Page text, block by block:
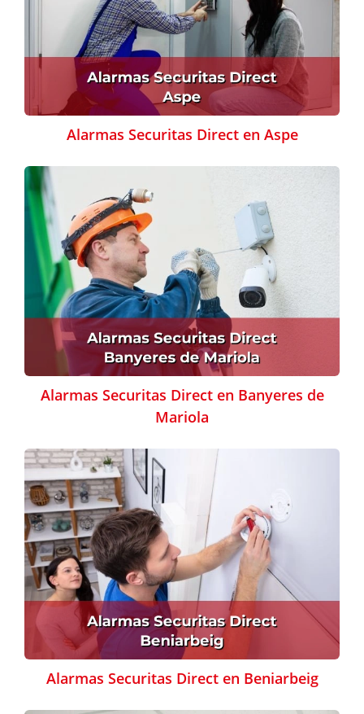
Alarmas Securitas Direct en Aspe
Alarmas Securitas Direct en Banyeres de
Mariola
Alarmas Securitas Direct en Beniarbeig